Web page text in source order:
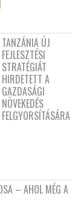
TANZÁNIA ÚJ
FEJLESZTÉSI
STRATÉGIÁT
HIRDETETT A
GAZDASÁGI
NÖVEKEDÉS
FELGYORSÍTÁSÁRA
– AHOL MÉG A